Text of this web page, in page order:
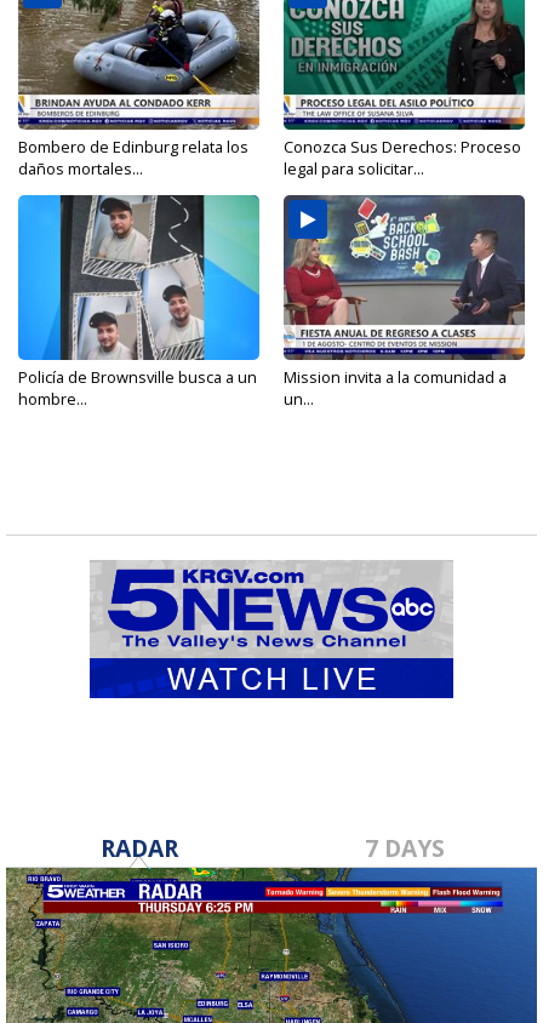
Bombero de Edinburg relata los
daños mortales...
Conozca Sus Derechos: Proceso
legal para solicitar...
Policía de Brownsville busca a un
hombre...
Mission invita a la comunidad a
un...
RADAR 7 DAYS